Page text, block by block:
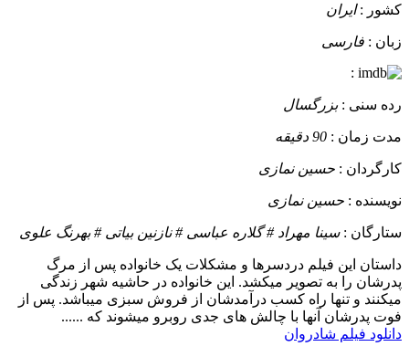
کشور :ایران
زبان : فارسی
:
رده سنی :بزرگسال
مدت زمان : 90 دقیقه
کارگردان : حسین نمازی
نویسنده : حسین نمازی
ستارگان :سینا مهراد # گلاره عباسی # نازنین بیاتی # بهرنگ علوی
داستان این فیلم دردسرها و مشکلات یک خانواده پس از مرگ
پدرشان را به تصویر میکشد. این خانواده در حاشیه شهر زندگی
میکنند و تنها راه کسب درآمدشان از فروش سبزی میباشد. پس از
فوت پدرشان آنها با چالش های جدی روبرو میشوند که ......
دانلود فیلم شادروان